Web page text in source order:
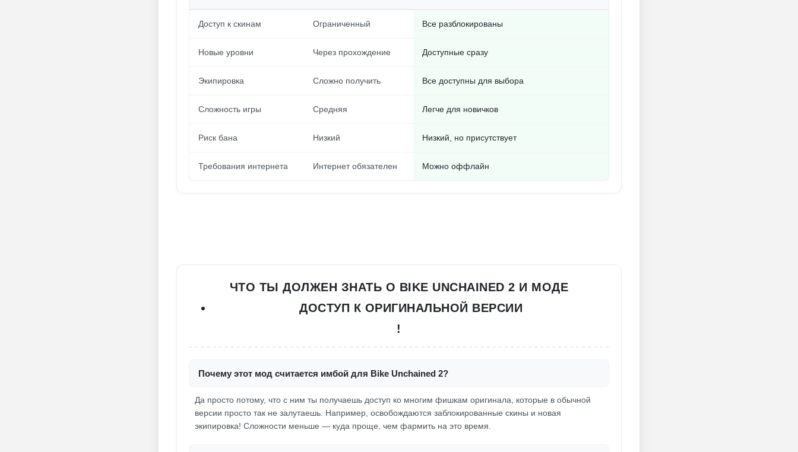
Доступ к скинам Ограниченный Все разблокированы
Новые уровни Через прохождение Доступные сразу
Экипировка Сложно получить Все доступны для выбора
Сложность игры Средняя Легче для новичков
Риск бана Низкий Низкий, но присутствует
Требования интернета Интернет обязателен Можно оффлайн
ЧТО ТЫ ДОЛЖЕН ЗНАТЬ О BIKE UNCHAINED 2 И МОДЕ
ДОСТУП К ОРИГИНАЛЬНОЙ ВЕРСИИ
!
Почему этот мод считается имбой для Bike Unchained 2?
Да просто потому, что с ним ты получаешь доступ ко многим фишкам оригинала, которые в обычной
версии просто так не залутаешь. Например, освобождаются заблокированные скины и новая
экипировка! Сложности меньше — куда проще, чем фармить на это время.